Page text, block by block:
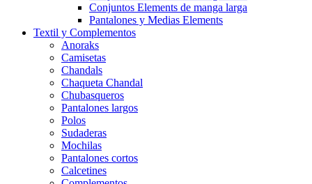
Conjuntos Elements de manga larga
Pantalones y Medias Elements
Textil y Complementos
Anoraks
Camisetas
Chandals
Chaqueta Chandal
Chubasqueros
Pantalones largos
Polos
Sudaderas
Mochilas
Pantalones cortos
Calcetines